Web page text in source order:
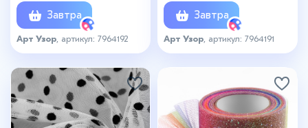
Завтра
Арт Узор , артикул: 7964192
Завтра
Арт Узор , артикул: 7964191